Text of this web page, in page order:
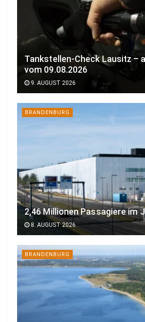
Tankstellen-Check Lausitz –
vom 09.08.2026
9. AUGUST 2026
BRANDENBURG
2,46 Millionen Passagiere im
8. AUGUST 2026
BRANDENBURG